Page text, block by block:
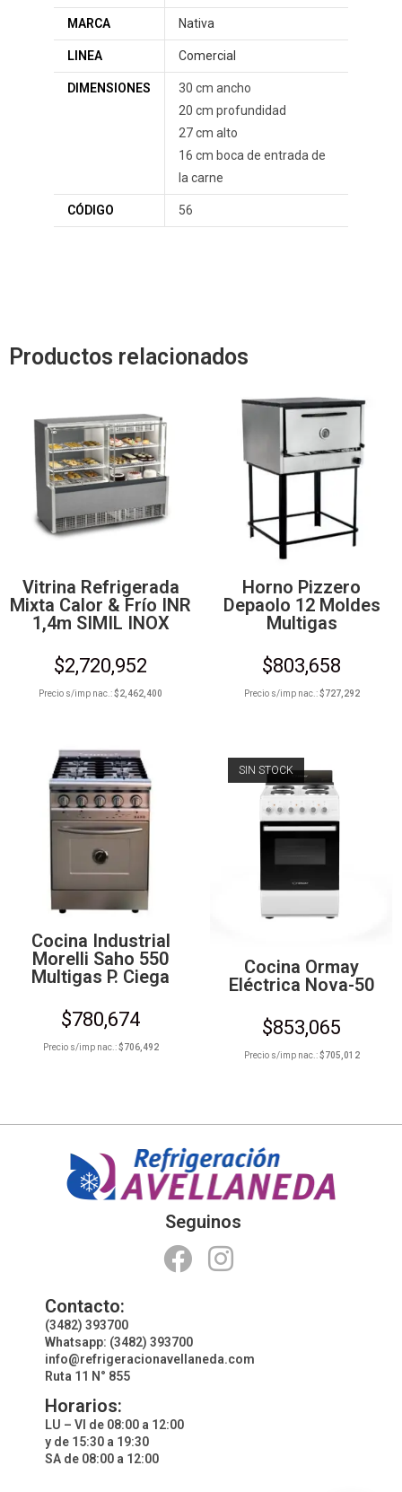
MARCA Nativa
LINEA Comercial
DIMENSIONES
30 cm ancho
20 cm profundidad
27 cm alto
16 cm boca de entrada de
la carne
CÓDIGO 56
Productos relacionados
Vitrina Refrigerada
Mixta Calor & Frío INR
1,4m SIMIL INOX
$2,720,952
Precio s/imp nac.:$2,462,400
Horno Pizzero
Depaolo 12 Moldes
Multigas
$803,658
Precio s/imp nac.:$727,292
Cocina Industrial
Morelli Saho 550
Multigas P. Ciega
$780,674
Precio s/imp nac.:$706,492
SIN STOCK
Cocina Ormay
Eléctrica Nova-50
$853,065
Precio s/imp nac.:$705,012
Seguinos
Contacto:
(3482) 393700
Whatsapp: (3482) 393700
info@refrigeracionavellaneda.com
Ruta 11 N° 855
Horarios:
LU – VI de 08:00 a 12:00
y de 15:30 a 19:30
SA de 08:00 a 12:00